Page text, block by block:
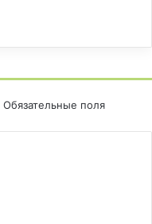
Обязательные поля